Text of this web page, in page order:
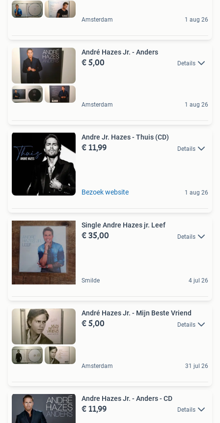
Amsterdam 1 aug 26
André Hazes Jr. - Anders
€ 5,00 Details
Amsterdam 1 aug 26
Andre Jr. Hazes - Thuis (CD)
€ 11,99 Details
Bezoek website 1 aug 26
Single Andre Hazes jr. Leef
€ 35,00 Details
Smilde 4 jul 26
André Hazes Jr. - Mijn Beste Vriend
€ 5,00 Details
Amsterdam 31 jul 26
Andre Hazes Jr. - Anders - CD
€ 11,99 Details